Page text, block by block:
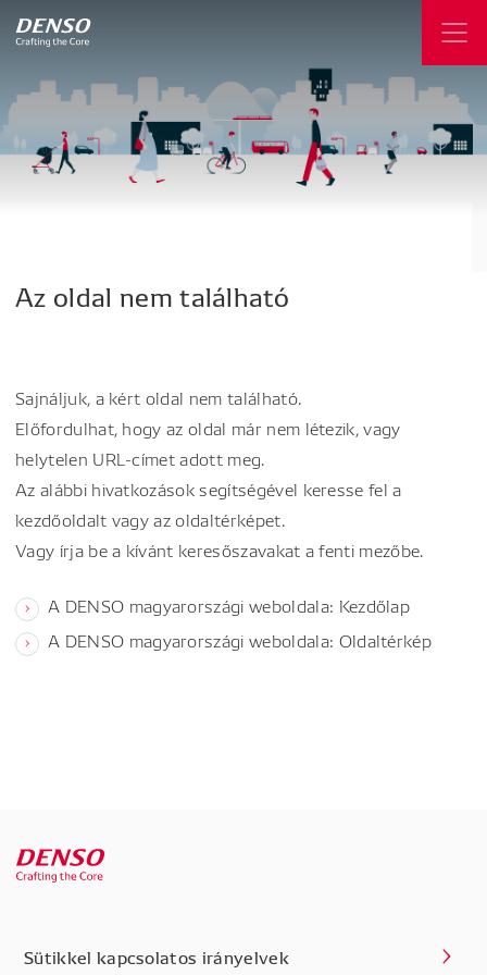
Az oldal nem található
Sajnáljuk, a kért oldal nem található.
Előfordulhat, hogy az oldal már nem létezik, vagy
helytelen URL-címet adott meg.
Az alábbi hivatkozások segítségével keresse fel a
kezdőoldalt vagy az oldaltérképet.
Vagy írja be a kívánt keresőszavakat a fenti mezőbe.
A DENSO magyarországi weboldala: Kezdőlap
A DENSO magyarországi weboldala: Oldaltérkép
Sütikkel kapcsolatos irányelvek